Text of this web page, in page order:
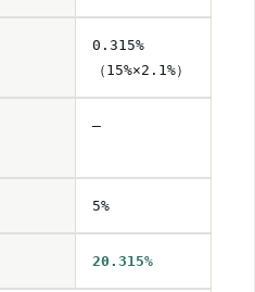
0.315%
（15%×2.1%）
—
5%
20.315%